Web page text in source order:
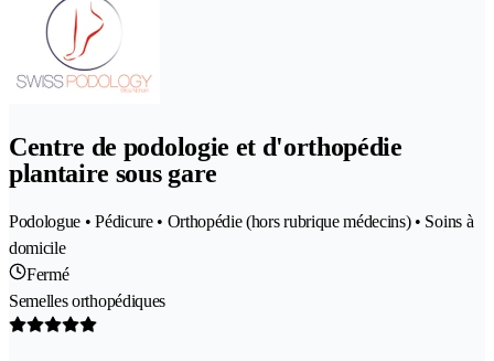
Centre de podologie et d'orthopédie
plantaire sous gare
Podologue • Pédicure • Orthopédie (hors rubrique médecins) • Soins à
domicile
Fermé
Semelles orthopédiques